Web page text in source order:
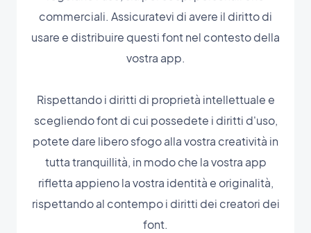
commerciali. Assicuratevi di avere il diritto di
usare e distribuire questi font nel contesto della
vostra app.
Rispettando i diritti di proprietà intellettuale e
scegliendo font di cui possedete i diritti d'uso,
potete dare libero sfogo alla vostra creatività in
tutta tranquillità, in modo che la vostra app
rifletta appieno la vostra identità e originalità,
rispettando al contempo i diritti dei creatori dei
font.